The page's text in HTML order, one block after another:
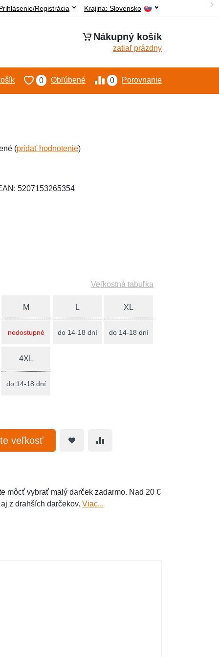
Krajina: Slovensko
Registrácia
Nákupný košík
zatiaľ prázdny
0 Porovnanie
0 Obľúbené
(pridať hodnotenie)
5207153265354
Veľkostná tabuľka
M
nedostupné
L
do 14-18 dní
XL
do 14-18 dní
4XL
do 14-18 dní
veľkosť
môcť vybrať malý darček zadarmo. Nad 20 €
z drahších darčekov. Viac...